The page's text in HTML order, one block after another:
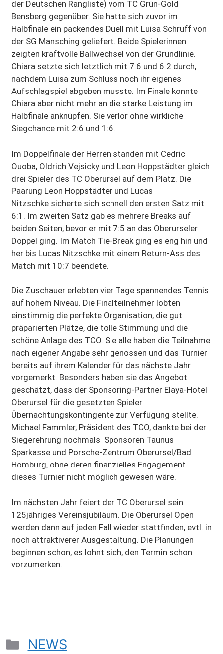
der Deutschen Rangliste) vom TC Grün-Gold
Bensberg gegenüber. Sie hatte sich zuvor im
Halbfinale ein packendes Duell mit Luisa Schruff von
der SG Mansching geliefert. Beide Spielerinnen
zeigten kraftvolle Ballwechsel von der Grundlinie.
Chiara setzte sich letztlich mit 7:6 und 6:2 durch,
nachdem Luisa zum Schluss noch ihr eigenes
Aufschlagspiel abgeben musste. Im Finale konnte
Chiara aber nicht mehr an die starke Leistung im
Halbfinale anknüpfen. Sie verlor ohne wirkliche
Siegchance mit 2:6 und 1:6.
Im Doppelfinale der Herren standen mit Cedric
Ouoba, Oldrich Vejsicky und Leon Hoppstädter gleich
drei Spieler des TC Oberursel auf dem Platz. Die
Paarung Leon Hoppstädter und Lucas
Nitzschke sicherte sich schnell den ersten Satz mit
6:1. Im zweiten Satz gab es mehrere Breaks auf
beiden Seiten, bevor er mit 7:5 an das Oberurseler
Doppel ging. Im Match Tie-Break ging es eng hin und
her bis Lucas Nitzschke mit einem Return-Ass des
Match mit 10:7 beendete.
Die Zuschauer erlebten vier Tage spannendes Tennis
auf hohem Niveau. Die Finalteilnehmer lobten
einstimmig die perfekte Organisation, die gut
präparierten Plätze, die tolle Stimmung und die
schöne Anlage des TCO. Sie alle haben die Teilnahme
nach eigener Angabe sehr genossen und das Turnier
bereits auf ihrem Kalender für das nächste Jahr
vorgemerkt. Besonders haben sie das Angebot
geschätzt, dass der Sponsoring-Partner Elaya-Hotel
Oberursel für die gesetzten Spieler
Übernachtungskontingente zur Verfügung stellte.
Michael Fammler, Präsident des TCO, dankte bei der
Siegerehrung nochmals Sponsoren Taunus
Sparkasse und Porsche-Zentrum Oberursel/Bad
Homburg, ohne deren finanzielles Engagement
dieses Turnier nicht möglich gewesen wäre.
Im nächsten Jahr feiert der TC Oberursel sein
125jähriges Vereinsjubiläum. Die Oberursel Open
werden dann auf jeden Fall wieder stattfinden, evtl. in
noch attraktiverer Ausgestaltung. Die Planungen
beginnen schon, es lohnt sich, den Termin schon
vorzumerken.
NEWS